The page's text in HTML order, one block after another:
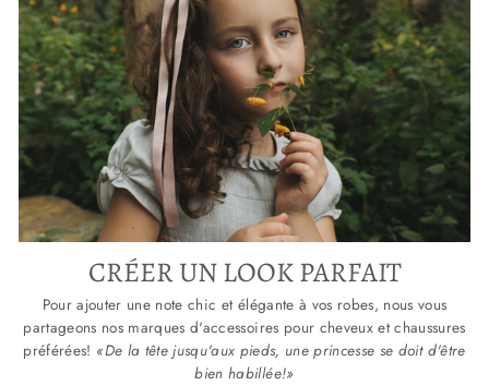
CRÉER UN LOOK PARFAIT
Pour ajouter une note chic et élégante à vos robes, nous vous
partageons nos marques d'accessoires pour cheveux et chaussures
préférées! «De la tête jusqu'aux pieds, une princesse se doit d'être
bien habillée!»